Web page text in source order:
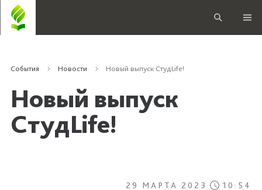
События Новости Новый выпуск СтудLife!
Новый выпуск
СтудLife!
29 МАРТА 2023 10:54